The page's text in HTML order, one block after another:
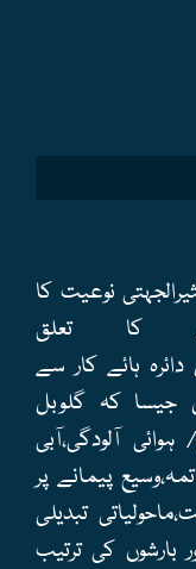
نوعیت کا
تعلق
دائرہ ہائے کار سے
جیسا کہ گلوبل
آلودگی،آبی
پیمانے پر
تبدیلی
بارشوں کی ترتیب